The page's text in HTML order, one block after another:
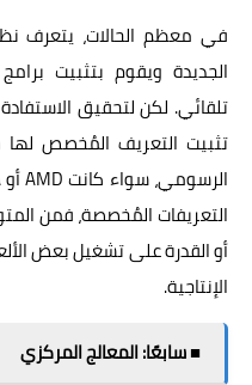
في معظم الحالات، يتعرف
الجديدة ويقوم بتثبيت
تلقائي. لكن لتحقيق
تثبيت التعريف المُخصص
التعريفات المُخصصة، فمن
أو القدرة على تشغيل بعض
الإنتاجية.
■ سابعًا: المعالج المركزي